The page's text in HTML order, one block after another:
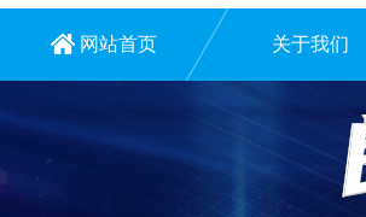
网站首页 关于我们